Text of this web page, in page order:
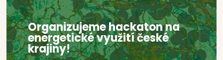
Organizujeme hackaton na
energetické využití české
krajiny!